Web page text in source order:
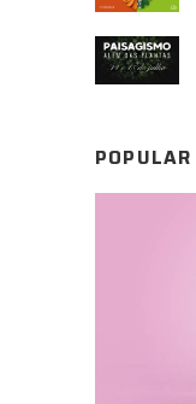
POPULAR